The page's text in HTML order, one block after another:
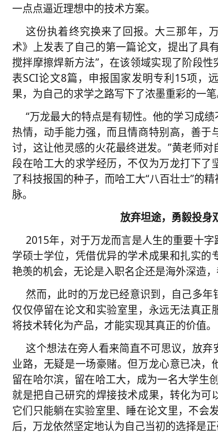
一点点逼近理想中的技术方案。
这份执着终究换来了回报。大三那年，
术》上发表了自己的第一篇论文，提出了具
搅拌摩擦焊新方法”，在该领域实现了阶段
表SCI论文8篇，申报国家发明专利15项，
果，为自己的求学之路写下了浓墨重彩的一
“万龙最大的特点是有韧性。他的学习成
热情，动手能力强，而且情商特别高，善于
讨，这让他灵感的火花最终迸发。”黄老师
段在哈工大的求学经历，不仅为万龙打下了
了科技报国的种子，而哈工大“八百壮士”的
脉。
放弃坦途，勇毅投身
2015年，对于万龙而言是人生的重要十
学硕士学位，凭借优异的学术成果和扎实的
艳羡的机会，无论是入职名企还是海外深造
然而，此时的万龙已经意识到，自己多
仅仅停留在论文和实验室里，永远无法真正
将技术转化为产品，才能实现其真正的价值。
这个想法在旁人看来简直不可思议，放
业路，无疑是一场豪赌。但万龙心意已决，
留在哈尔滨，留在哈工大，成为一名大学生
就是把自己研究的焊接技术成果，转化为可
它们只能躺在实验室里、睡在论文里，不会
后，万龙依然坚定地认为自己当初的选择是